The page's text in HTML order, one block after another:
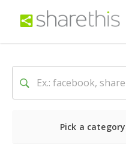
Pick a category